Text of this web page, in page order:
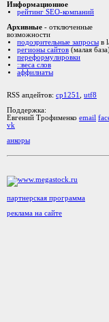
Информационное
рейтинг SEO-компаний
Архивные - отключенные
возможности
подозрительные запросы в
регионы сайтов (малая
переформулировки
::веса слов
аффилиаты
RSS апдейтов: cp1251
utf8
Поддержка:
Евгений Трофименко email
vk
анкоры
партнерская программа
реклама на сайте